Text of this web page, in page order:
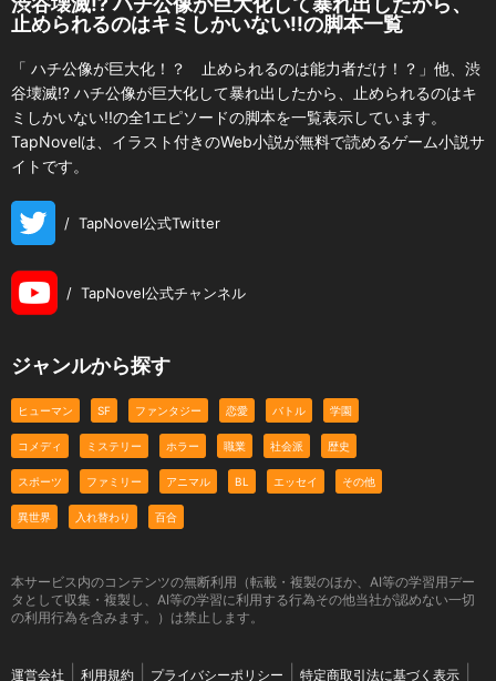
止められるのはキミしかいない!!の脚本一覧
「 ハチ公像が巨大化！？ 止められるのは能力者だけ！？」他、渋
谷壊滅⁉ ハチ公像が巨大化して暴れ出したから、止められるのはキ
ミしかいない!!の全1エピソードの脚本を一覧表示しています。
TapNovelは、イラスト付きのWeb小説が無料で読めるゲーム小説サ
イトです。
/ TapNovel公式Twitter
/ TapNovel公式チャンネル
ジャンルから探す
ヒューマン SF ファンタジー 恋愛 バトル 学園
コメディ ミステリー ホラー 職業 社会派 歴史
スポーツ ファミリー アニマル BL エッセイ その他
異世界 入れ替わり 百合
本サービス内のコンテンツの無断利用（転載・複製のほか、AI等の学習用デー
タとして収集・複製し、AI等の学習に利用する行為その他当社が認めない一切
の利用行為を含みます。）は禁止します。
運営会社 利用規約 プライバシーポリシー 特定商取引法に基づく表示